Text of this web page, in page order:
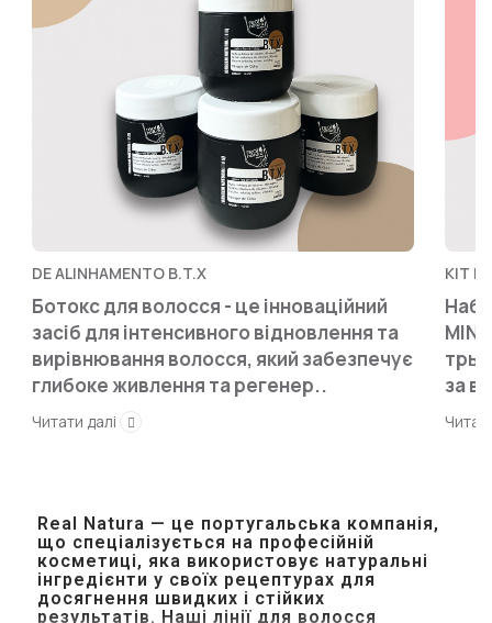
DE ALINHAMENTO B.T.X
Ботокс для волосся - це інноваційний
засіб для інтенсивного відновлення та
вирівнювання волосся, який забезпечує
глибоке живлення та регенер..
Читати далі
KIT
MINI
за
Real Natura — це португальська компанія,
що спеціалізується на професійній
косметиці, яка використовує натуральні
інгредієнти у своїх рецептурах для
досягнення швидких і стійких
результатів. Наші лінії для волосся